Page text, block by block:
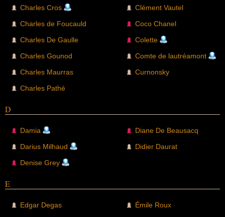
Charles Cros
Charles de Foucauld
Charles De Gaulle
Charles Gounod
Charles Maurras
Charles Pathé
Clément Vautel
Coco Chanel
Colette
Comte de lautréamont
Curnonsky
D
Damia
Darius Milhaud
Denise Grey
Diane De Beausacq
Didier Daurat
E
Edgar Degas
Émile Roux